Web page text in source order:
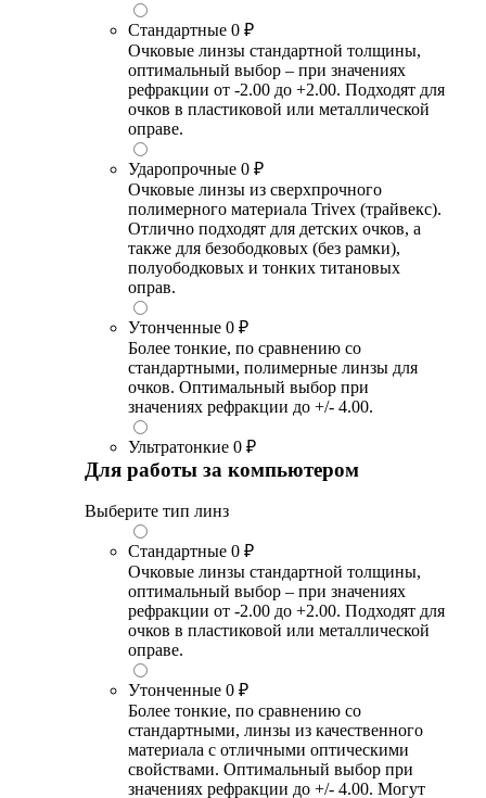
Стандартные 0 ₽
Очковые линзы стандартной толщины,
оптимальный выбор – при значениях
рефракции от -2.00 до +2.00. Подходят для
очков в пластиковой или металлической
оправе.
Ударопрочные 0 ₽
Очковые линзы из сверхпрочного
полимерного материала Trivex (трайвекс).
Отлично подходят для детских очков, а
также для безободковых (без рамки),
полуободковых и тонких титановых
оправ.
Утонченные 0 ₽
Более тонкие, по сравнению со
стандартными, полимерные линзы для
очков. Оптимальный выбор при
значениях рефракции до +/- 4.00.
Ультратонкие 0 ₽
Для работы за компьютером
Выберите тип линз
Стандартные 0 ₽
Очковые линзы стандартной толщины,
оптимальный выбор – при значениях
рефракции от -2.00 до +2.00. Подходят для
очков в пластиковой или металлической
оправе.
Утонченные 0 ₽
Более тонкие, по сравнению со
стандартными, линзы из качественного
материала с отличными оптическими
свойствами. Оптимальный выбор при
значениях рефракции до +/- 4.00. Могут